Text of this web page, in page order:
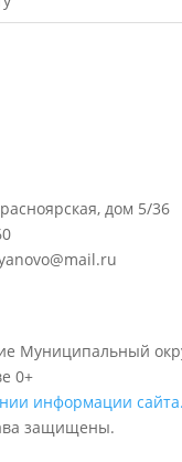
дом 5/36
Муниципальный
0+
информации сайта.
защищены.